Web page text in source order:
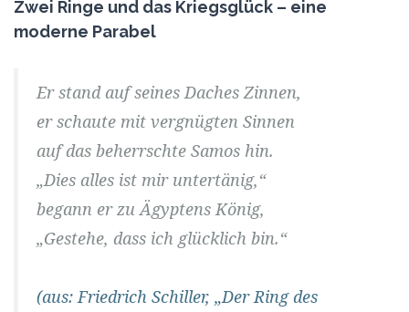
Zwei Ringe und das Kriegsglück – eine
moderne Parabel
Er stand auf seines Daches Zinnen,
er schaute mit vergnügten Sinnen
auf das beherrschte Samos hin.
„Dies alles ist mir untertänig,“
begann er zu Ägyptens König,
„Gestehe, dass ich glücklich bin.“
(aus: Friedrich Schiller, „Der Ring des